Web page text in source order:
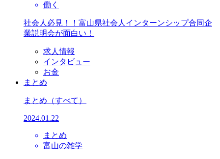
働く
社会人必見！！富山県社会人インターンシップ合同企
業説明会が面白い！
求人情報
インタビュー
お金
まとめ
まとめ （すべて）
2024.01.22
まとめ
富山の雑学